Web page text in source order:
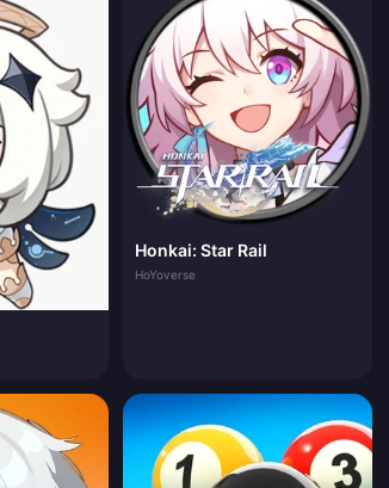
Honkai: Star Rail
HoYoverse